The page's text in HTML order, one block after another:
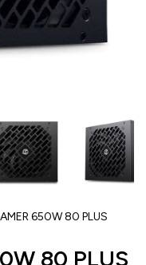
650W 80 PLUS
80 PLUS